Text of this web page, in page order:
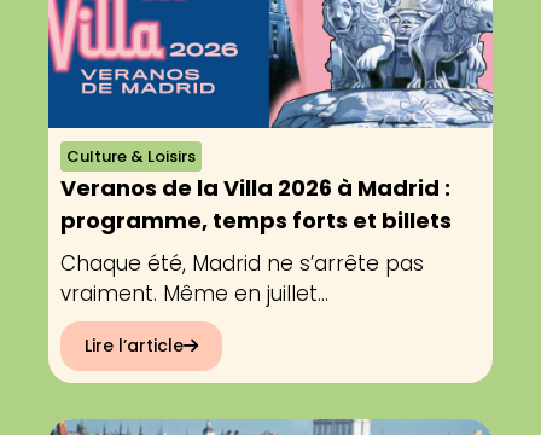
Culture & Loisirs
Veranos de la Villa 2026 à Madrid :
programme, temps forts et billets
Chaque été, Madrid ne s’arrête pas
vraiment. Même en juillet...
Lire l’article